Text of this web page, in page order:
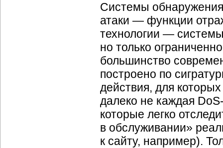
Системы
атаки — функции
технологии —
но только
большинство
построено по
действия, для
далеко не каждая
которые легко
в обслуживании»
к сайту, например).